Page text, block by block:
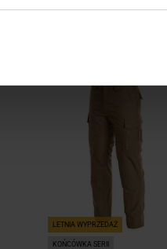
DO KOSZYKA
LETNIA WYPRZEDAŻ
KOŃCÓWKA SERII